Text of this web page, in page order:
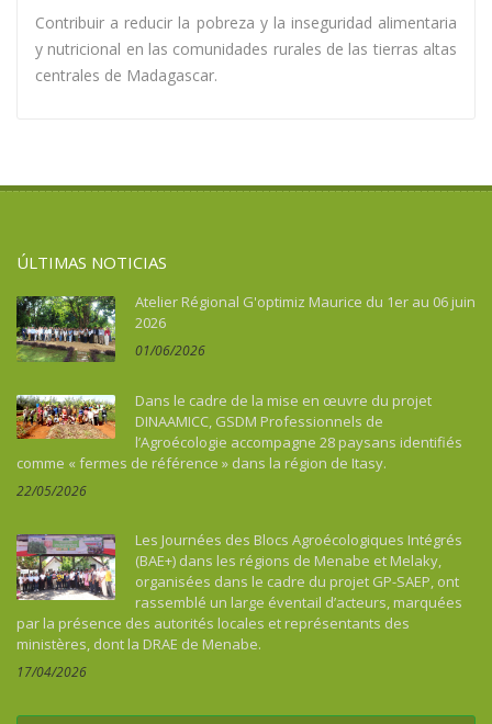
Contribuir a reducir la pobreza y la inseguridad alimentaria
y nutricional en las comunidades rurales de las tierras altas
centrales de Madagascar.
ÚLTIMAS NOTICIAS
Atelier Régional G'optimiz Maurice du 1er au 06 juin
2026
01/06/2026
Dans le cadre de la mise en œuvre du projet
DINAAMICC, GSDM Professionnels de
l’Agroécologie accompagne 28 paysans identifiés
comme « fermes de référence » dans la région de Itasy.
22/05/2026
Les Journées des Blocs Agroécologiques Intégrés
(BAE+) dans les régions de Menabe et Melaky,
organisées dans le cadre du projet GP-SAEP, ont
rassemblé un large éventail d’acteurs, marquées
par la présence des autorités locales et représentants des
ministères, dont la DRAE de Menabe.
17/04/2026